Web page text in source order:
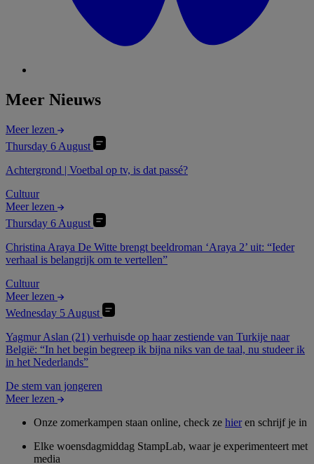
Meer Nieuws
Meer lezen
Thursday 6 August
Achtergrond | Voetbal op tv, is dat passé?
Cultuur
Meer lezen
Thursday 6 August
Christina Araya De Witte brengt beeldroman ‘Araya 2’ uit: “Ieder
verhaal is belangrijk om te vertellen”
Cultuur
Meer lezen
Wednesday 5 August
Yagmur Aslan (21) verhuisde op haar zestiende van Turkije naar
België: “In het begin begreep ik bijna niks van de taal, nu studeer ik
in het Nederlands”
De stem van jongeren
Meer lezen
Onze zomerkampen staan online, check ze hieren schrijf je in
Elke woensdagmiddag StampLab, waar je experimenteert met
media